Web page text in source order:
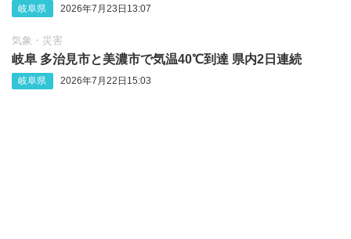
岐阜県 2026年7月23日13:07
気象・災害
岐阜 多治見市と美濃市で気温40℃到達 県内2日連続
岐阜県 2026年7月22日15:03